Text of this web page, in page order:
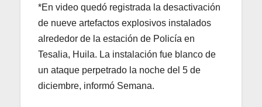
*En video quedó registrada la desactivación
de nueve artefactos explosivos instalados
alrededor de la estación de Policía en
Tesalia, Huila. La instalación fue blanco de
un ataque perpetrado la noche del 5 de
diciembre, informó Semana.